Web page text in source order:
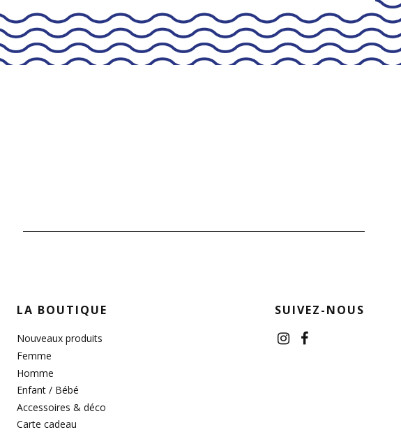
LA BOUTIQUE
Nouveaux produits
Femme
Homme
Enfant / Bébé
Accessoires & déco
Carte cadeau
SUIVEZ-NOUS